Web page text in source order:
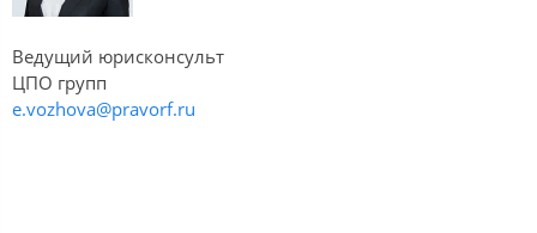
Ведущий юрисконсульт
ЦПО групп
e.vozhova@pravorf.ru